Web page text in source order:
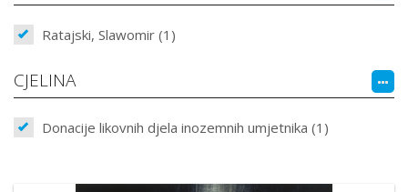
Ratajski, Slawomir (1)
CJELINA
Donacije likovnih djela inozemnih umjetnika (1)